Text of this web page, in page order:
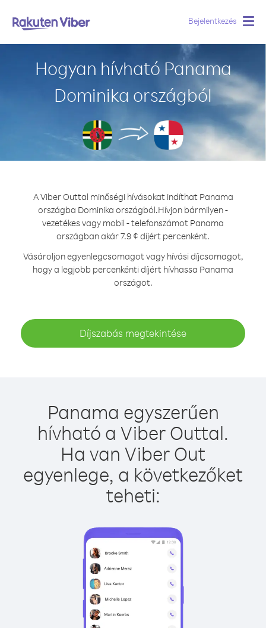
Bejelentkezés
Hogyan hívható Panama
Dominika országból
A Viber Outtal minőségi hívásokat indíthat Panama
országba Dominika országból.Hívjon bármilyen -
vezetékes vagy mobil - telefonszámot Panama
országban akár 7.9 ¢ díjért percenként.
Vásároljon egyenlegcsomagot vagy hívási díjcsomagot,
hogy a legjobb percenkénti díjért hívhassa Panama
országot.
Díjszabás megtekintése
Panama egyszerűen
hívható a Viber Outtal.
Ha van Viber Out
egyenlege, a következőket
teheti: